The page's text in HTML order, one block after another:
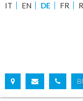
IT EN DE FR